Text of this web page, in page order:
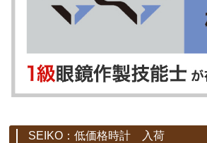
SEIKO：低価格時計 入荷